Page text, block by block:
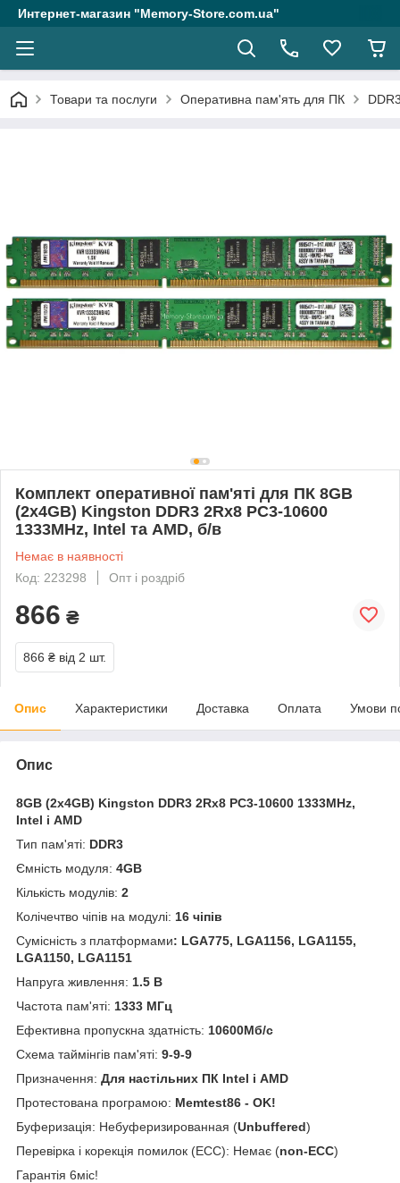
Интернет-магазин "Memory-Store.com.ua"
Товари та послуги Оперативна пам'ять для ПК
Комплект оперативної пам'яті для ПК 8GB
(2x4GB) Kingston DDR3 2Rx8 PC3-10600
1333MHz, Intel та AMD, б/в
Немає в наявності
Код: 223298
Опт і роздріб
866 ₴
866 ₴ від 2 шт.
Опис Характеристики Доставка Оплата Умови
Опис
8GB (2x4GB) Kingston DDR3 2Rx8 PC3-10600 1333MHz,
Intel і AMD
Тип пам'яті: DDR3
Ємність модуля: 4GB
Кількість модулів: 2
Колічечтво чіпів на модулі: 16 чіпів
Сумісність з платформами: LGA775, LGA1156, LGA1155,
LGA1150, LGA1151
Напруга живлення: 1.5 В
Частота пам'яті: 1333 МГц
Ефективна пропускна здатність: 10600Мб/с
Схема таймінгів пам'яті: 9-9-9
Призначення: Для настільних ПК Intel і AMD
Протестована програмою: Memtest86 - OK!
Буферизація: Небуферизированная (Unbuffered)
Перевірка і корекція помилок (ECC): Немає (non-ECC)
Гарантія 6міс!